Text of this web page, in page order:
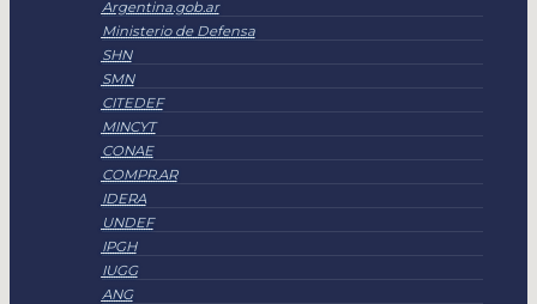
Argentina.gob.ar
Ministerio de Defensa
SHN
SMN
CITEDEF
MINCYT
CONAE
COMPR.AR
IDERA
UNDEF
IPGH
IUGG
ANG